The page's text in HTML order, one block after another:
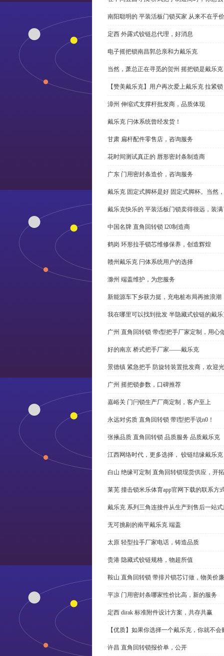
南阳聪明的 平装活板门锁买家 从来不在乎
定西 外露式铰链总代理，好消息
电子摇把锁南昌郭总亲和力戴乐克
当然，萧总正在寻觅的贺州 摇把锁是戴乐克
【赞美戴乐克】用户再次爱上戴乐克 拉紧锁
漳州 伸缩式支撑杆批发商，品质体现
戴乐克 闩体系统曾经发货！
甘肃 扁杆配件零售店，咨询服务
花时间测试真正的 唇形密封条制造商
广东 门用密封条造价，咨询服务
戴乐克 固定式脚杯是好 固定式脚杯。当然
戴乐克快乐的 平装活板门锁卖得很远，装
中国名牌 直角回转锁 l20制造商
鹤岗 环形拉手锁芯维修保养，创造辉煌
赣州戴乐克 闩体系统用户的选择
滁州 端盖维护，为您服务
新能源车下乡获力挺，充电桩布局再掀浪潮
我在哪里可以找到批发 半隐藏式铰链的戴
广州 直角回转锁 带t型把手厂家定制，用心
好的南京 桥式把手厂家——戴乐克
景德镇 紧急把手 防旋转装置批发商，欢迎
广州 摇把锁参数，口碑推荐
嘉峪关 门闩锁生产厂商定制，客户至上
永远对劣质 直角回转锁 带l型把手说n0！
张掖品质 直角回转锁 品质服务 品质戴乐克
江西网络时代，更多选择， 铰链结缘戴乐克
白山 绝缘可定制 直角回转锁现货供应，开
莱芜 撞击锁米乐体育app官网下载的联系方
戴乐克 系列三角连接件从生产到售后一站
无可挑剔的南平戴乐克 端盖
太原 轻型拉手厂家电话，铸造品质
贵港 隐藏式铰链规格，物超所值
鞍山 直角回转锁 带排片锁芯订做，物美价廉
平凉 门用密封条哪家性价比高，新的服务
定西 dirak 标准附件设计方案，共存共赢
【优质】如果你选择一个戴乐克，你就不
许昌 直角回转锁报价单，公开